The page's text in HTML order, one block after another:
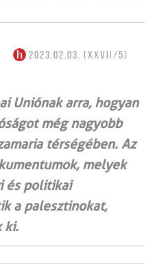
2023.02.03. (XXVII/5)
Uniónak arra, hogyan
még nagyobb
térségében. Az
melyek
és politikai
a palesztinokat,
ki.